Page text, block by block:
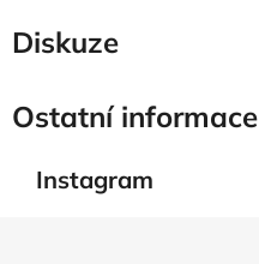
Diskuze
Ostatní informace
Instagram